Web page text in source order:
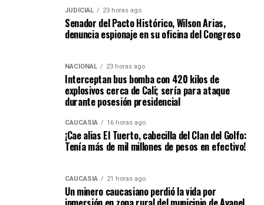
JUDICIAL 23 horas ago
Senador del Pacto Histórico, Wilson Arias,
denuncia espionaje en su oficina del Congreso
NACIONAL 23 horas ago
Interceptan bus bomba con 420 kilos de
explosivos cerca de Cali; sería para ataque
durante posesión presidencial
CAUCASIA 16 horas ago
¡Cae alias El Tuerto, cabecilla del Clan del Golfo:
Tenía más de mil millones de pesos en efectivo!
CAUCASIA 21 horas ago
Un minero caucasiano perdió la vida por